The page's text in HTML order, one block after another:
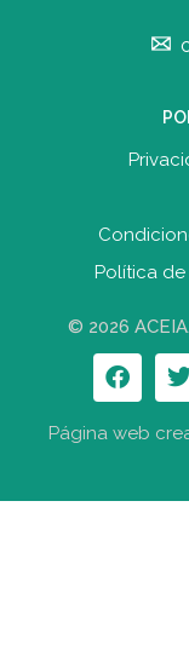
Política
© 2026
Página web